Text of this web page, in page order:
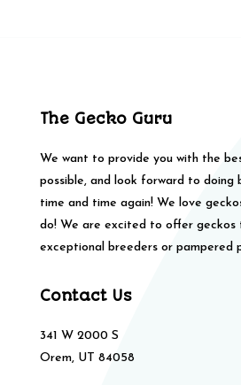
The Gecko Guru
We want to provide you with the
possible, and look forward to doing
time and time again! We love
do! We are excited to offer geckos
exceptional breeders or pampered
Contact Us
341 W 2000 S
Orem, UT 84058